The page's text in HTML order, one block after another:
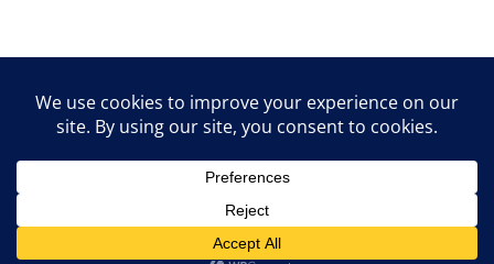
Lifestyle tippek & trükkök
© 2026 vipcast.hu powered by Media1• Készült
GeneratePress